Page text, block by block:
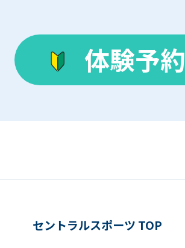
体験予約
セントラルスポーツ TOP